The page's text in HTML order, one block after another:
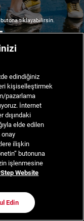
tıklayabilirsin.
edindiğiniz
kişiselleştirmek
pazarlama
İnternet
dışındaki
elde edilen
onay
ilişkin
butonuna
işlenmesine
Website
Edin